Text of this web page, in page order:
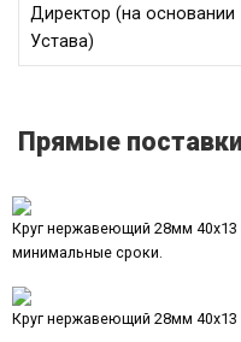
Директор (на основании
Устава)
Прямые
Круг нержавеющий 28мм
минимальные сроки.
Круг нержавеющий 28мм 40х13